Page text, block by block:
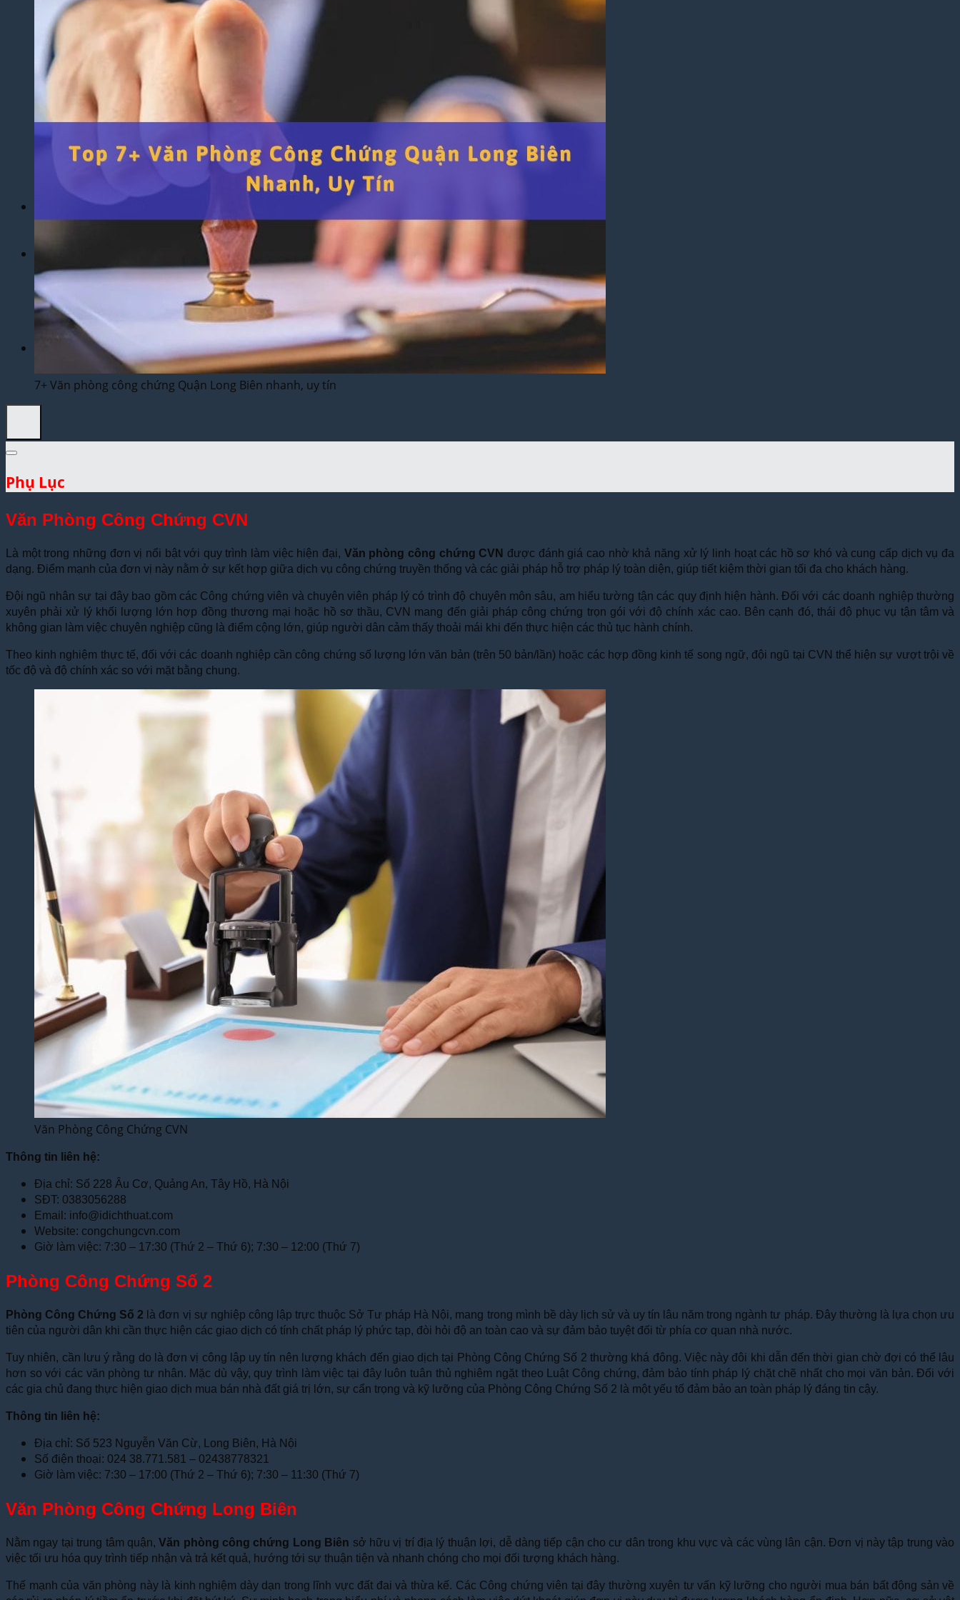
Dịch Thuật Báo Cáo Tài Chính
Dịch Thuật Hợp Đồng Nhanh Chóng
Dịch Thuật Bảng Điểm Học Bạ
Dịch Thuật Giấy Khai Sinh, Hộ Khẩu
Dịch Thuật Đa Ngôn Ngữ
Dịch Thuật Tiếng Anh
Dịch Thuật Tiếng Trung Quốc
Dịch Thuật Tiếng Nhật Bản
Dịch Thuật Tiếng Hàn Quốc
Dịch Thuật Tiếng Pháp
Dịch Thuật Tiếng Nga
Dịch Thuật Phim – Phụ Đề Video Clip
Dịch Vụ Hợp Pháp Hóa Lãnh Sự
Blog
Tuyển Dụng
Chia Sẻ Kinh Nghiệm
Mẫu Dịch Thuật
Dịch Thuật Vì Cộng Đồng
Liên Hệ & Thanh toán
7+ Văn phòng công chứng Quận Long Biên nhanh, uy tín
Phụ Lục
Văn Phòng Công Chứng CVN
Là một trong những đơn vị nổi bật với quy trình làm việc hiện đại, Văn phòng công chứng CVN được đánh giá cao nhờ khả năng xử lý linh hoạt các hồ sơ khó và cung cấp dịch vụ đa
dạng. Điểm mạnh của đơn vị này nằm ở sự kết hợp giữa dịch vụ công chứng truyền thống và các giải pháp hỗ trợ pháp lý toàn diện, giúp tiết kiệm thời gian tối đa cho khách hàng.
Đội ngũ nhân sự tại đây bao gồm các Công chứng viên và chuyên viên pháp lý có trình độ chuyên môn sâu, am hiểu tường tận các quy định hiện hành. Đối với các doanh nghiệp thường
xuyên phải xử lý khối lượng lớn hợp đồng thương mại hoặc hồ sơ thầu, CVN mang đến giải pháp công chứng trọn gói với độ chính xác cao. Bên cạnh đó, thái độ phục vụ tận tâm và
không gian làm việc chuyên nghiệp cũng là điểm cộng lớn, giúp người dân cảm thấy thoải mái khi đến thực hiện các thủ tục hành chính.
Theo kinh nghiệm thực tế, đối với các doanh nghiệp cần công chứng số lượng lớn văn bản (trên 50 bản/lần) hoặc các hợp đồng kinh tế song ngữ, đội ngũ tại CVN thể hiện sự vượt trội về
tốc độ và độ chính xác so với mặt bằng chung.
Văn Phòng Công Chứng CVN
Thông tin liên hệ:
Địa chỉ: Số 228 Âu Cơ, Quảng An, Tây Hồ, Hà Nội
SĐT: 0383056288
Email: info@idichthuat.com
Website: congchungcvn.com
Giờ làm việc: 7:30 – 17:30 (Thứ 2 – Thứ 6); 7:30 – 12:00 (Thứ 7)
Phòng Công Chứng Số 2
Phòng Công Chứng Số 2 là đơn vị sự nghiệp công lập trực thuộc Sở Tư pháp Hà Nội, mang trong mình bề dày lịch sử và uy tín lâu năm trong ngành tư pháp. Đây thường là lựa chọn ưu
tiên của người dân khi cần thực hiện các giao dịch có tính chất pháp lý phức tạp, đòi hỏi độ an toàn cao và sự đảm bảo tuyệt đối từ phía cơ quan nhà nước.
Tuy nhiên, cần lưu ý rằng do là đơn vị công lập uy tín nên lượng khách đến giao dịch tại Phòng Công Chứng Số 2 thường khá đông. Việc này đôi khi dẫn đến thời gian chờ đợi có thể lâu
hơn so với các văn phòng tư nhân. Mặc dù vậy, quy trình làm việc tại đây luôn tuân thủ nghiêm ngặt theo Luật Công chứng, đảm bảo tính pháp lý chặt chẽ nhất cho mọi văn bản. Đối với
các gia chủ đang thực hiện giao dịch mua bán nhà đất giá trị lớn, sự cẩn trọng và kỹ lưỡng của Phòng Công Chứng Số 2 là một yếu tố đảm bảo an toàn pháp lý đáng tin cậy.
Thông tin liên hệ:
Địa chỉ: Số 523 Nguyễn Văn Cừ, Long Biên, Hà Nội
Số điện thoại: 024 38.771.581 – 02438778321
Giờ làm việc: 7:30 – 17:00 (Thứ 2 – Thứ 6); 7:30 – 11:30 (Thứ 7)
Văn Phòng Công Chứng Long Biên
Nằm ngay tại trung tâm quận,Văn phòng công chứng Long Biên sở hữu vị trí địa lý thuận lợi, dễ dàng tiếp cận cho cư dân trong khu vực và các vùng lân cận. Đơn vị này tập trung vào
việc tối ưu hóa quy trình tiếp nhận và trả kết quả, hướng tới sự thuận tiện và nhanh chóng cho mọi đối tượng khách hàng.
Thế mạnh của văn phòng này là kinh nghiệm dày dạn trong lĩnh vực đất đai và thừa kế. Các Công chứng viên tại đây thường xuyên tư vấn kỹ lưỡng cho người mua bán bất động sản về